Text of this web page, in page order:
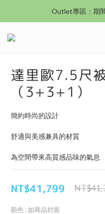
沙發新登場｜想躺就
Outlet專區：期
沙發新登場｜想躺就
達里歐7.5尺
（3+3+1）
簡約時尚的設計
舒適與美感兼具的材質
為空間帶來高質感品味的氣息
NT$41,799
顏色 : 如商品封面